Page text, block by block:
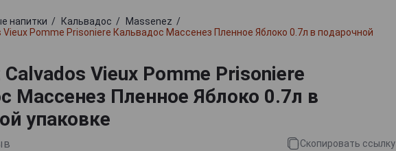
напитки Кальвадос
Massenez
Vieux Pomme Prisoniere Кальвадос Массенез Пленное Яблоко 0.7л в подарочной
Calvados Vieux Pomme Prisoniere
Массенез Пленное Яблоко 0.7л в
упаковке
Скопировать ссылку